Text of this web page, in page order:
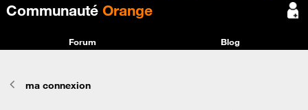
Communauté Orange
Forum Blog
ma connexion